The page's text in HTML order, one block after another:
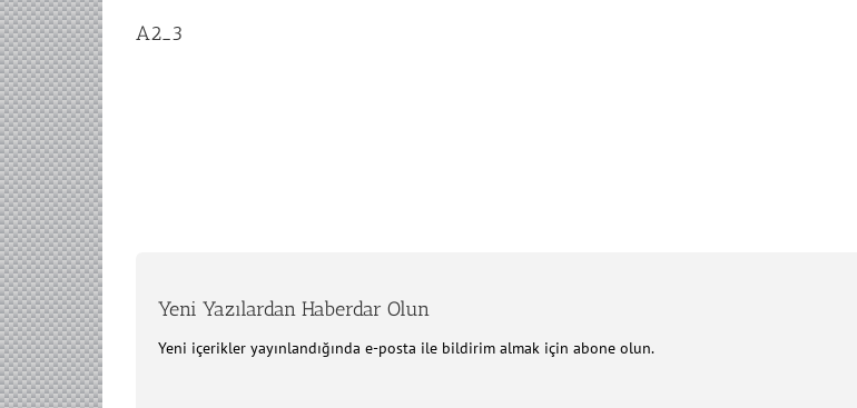
A2_3
Yeni Yazılardan Haberdar Olun
Yeni içerikler yayınlandığında e-posta ile bildirim almak için abone olun.